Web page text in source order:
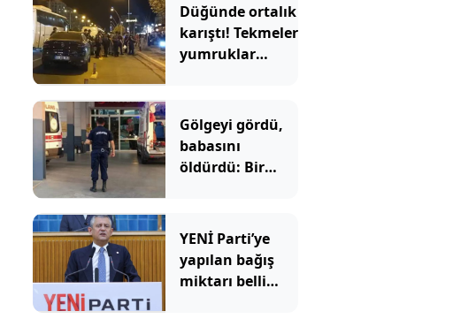
Düğünde ortalık
karıştı! Tekmeler
yumruklar
Gölgeyi gördü,
babasını
öldürdü: Bir
YENİ Parti’ye
yapılan bağış
miktarı belli